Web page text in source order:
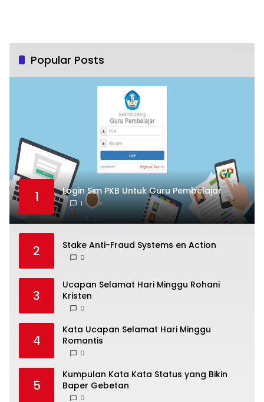
Popular Posts
1 Login Sim PKB Untuk Guru Pembelajar
1
2 Stake Anti-Fraud Systems en Action
0
3
Ucapan Selamat Hari Minggu Rohani
Kristen
0
4
Kata Ucapan Selamat Hari Minggu
Romantis
0
5
Kumpulan Kata Kata Status yang Bikin
Baper Gebetan
0